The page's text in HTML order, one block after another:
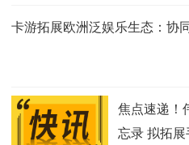
卡游拓展欧洲泛娱乐生态：协
焦点速递！
忘录 拟拓展